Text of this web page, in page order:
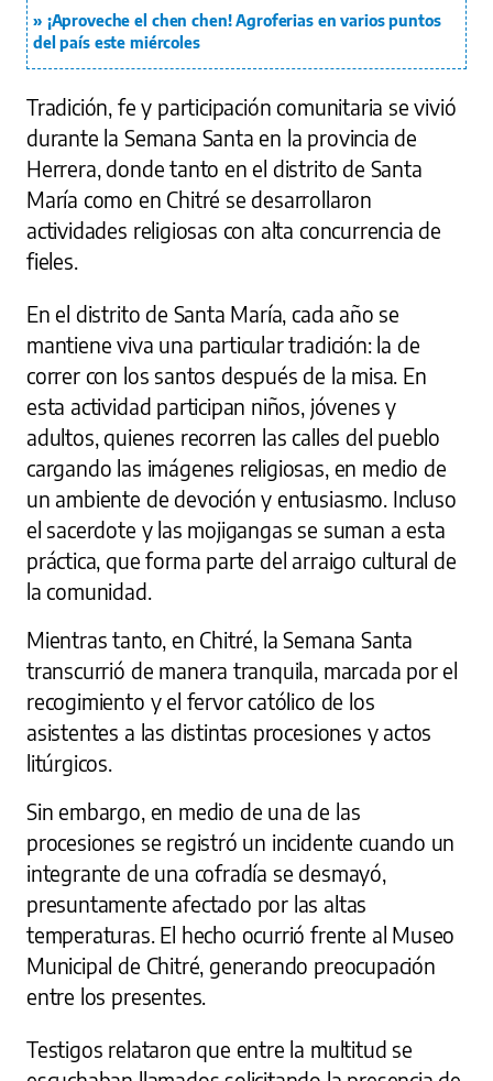
¡Aproveche el chen chen! Agroferias en varios puntos
del país este miércoles
Tradición, fe y participación comunitaria se vivió
durante la Semana Santa en la provincia de
Herrera, donde tanto en el distrito de Santa
María como en Chitré se desarrollaron
actividades religiosas con alta concurrencia de
fieles.
En el distrito de Santa María, cada año se
mantiene viva una particular tradición: la de
correr con los santos después de la misa. En
esta actividad participan niños, jóvenes y
adultos, quienes recorren las calles del pueblo
cargando las imágenes religiosas, en medio de
un ambiente de devoción y entusiasmo. Incluso
el sacerdote y las mojigangas se suman a esta
práctica, que forma parte del arraigo cultural de
la comunidad.
Mientras tanto, en Chitré, la Semana Santa
transcurrió de manera tranquila, marcada por el
recogimiento y el fervor católico de los
asistentes a las distintas procesiones y actos
litúrgicos.
Sin embargo, en medio de una de las
procesiones se registró un incidente cuando un
integrante de una cofradía se desmayó,
presuntamente afectado por las altas
temperaturas. El hecho ocurrió frente al Museo
Municipal de Chitré, generando preocupación
entre los presentes.
Testigos relataron que entre la multitud se